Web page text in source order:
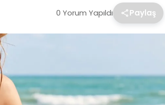
0 Yorum Yapıldı Paylaş